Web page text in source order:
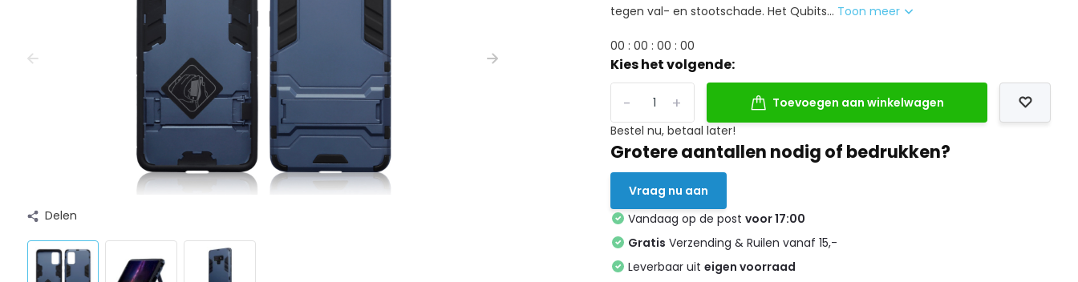
Delen
tegen val- en stootschade. Het Qubits... Toon meer
00 :00 :00 :00
Kies het volgende:
+
-
Toevoegen aan winkelwagen
Bestel nu, betaal later!
Grotere aantallen nodig of bedrukken?
Vraag nu aan
Vandaag op de postvoor 17:00
Gratis Verzending & Ruilen vanaf 15,-
Leverbaar uiteigen voorraad